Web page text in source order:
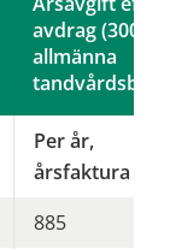
avdrag (300
allmänna
Per år,
årsfaktura
885